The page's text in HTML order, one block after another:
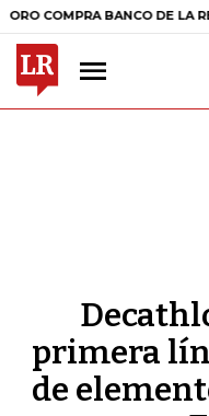
BANCO DE LA
primera
de